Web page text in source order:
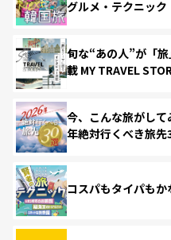
グルメ・テクニック
旬な“あの人”が「
載 MY TRAVEL
今、こんな旅がし
年絶対行くべき旅先
コスパもタイパも